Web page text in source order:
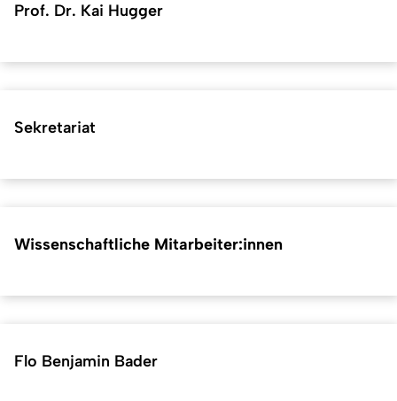
Prof. Dr. Kai Hugger
Sekretariat
Wissenschaftliche Mitarbeiter:innen
Flo Benjamin Bader